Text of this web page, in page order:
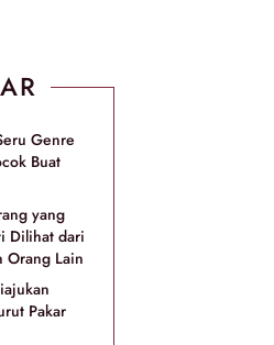
Genre
Buat
yang
Dilihat dari
Orang Lain
Pakar